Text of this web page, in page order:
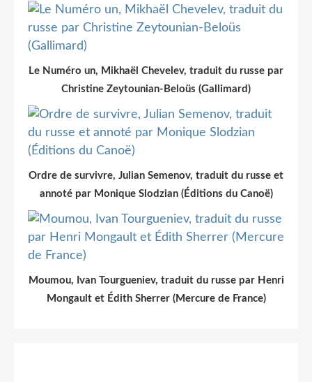
Le Numéro un, Mikhaël Chevelev, traduit du russe par
Christine Zeytounian-Beloüs (Gallimard)
Ordre de survivre, Julian Semenov, traduit du russe et
annoté par Monique Slodzian (Éditions du Canoë)
Moumou, Ivan Tourgueniev, traduit du russe par Henri
Mongault et Édith Sherrer (Mercure de France)